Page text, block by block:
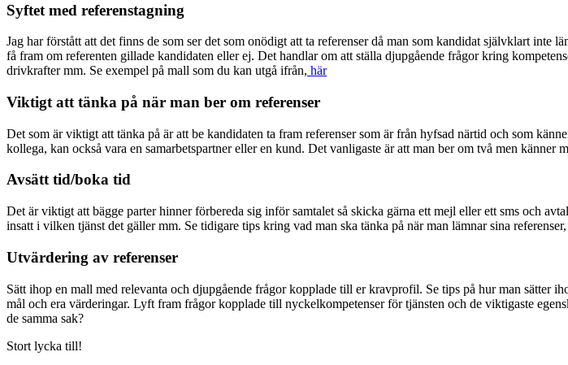
Syftet med referenstagning
Jag har förstått att det finns de som ser det som onödigt att ta referenser då man som kandidat självklart
få fram om referenten gillade kandidaten eller ej. Det handlar om att ställa djupgående frågor kring
drivkrafter mm. Se exempel på mall som du kan utgå ifrån, här
Viktigt att tänka på när man ber om referenser
Det som är viktigt att tänka på är att be kandidaten ta fram referenser som är från hyfsad närtid och som
kollega, kan också vara en samarbetspartner eller en kund. Det vanligaste är att man ber om två men känner
Avsätt tid/boka tid
Det är viktigt att bägge parter hinner förbereda sig inför samtalet så skicka gärna ett mejl eller ett sms och
insatt i vilken tjänst det gäller mm. Se tidigare tips kring vad man ska tänka på när man lämnar sina referenser,
Utvärdering av referenser
Sätt ihop en mall med relevanta och djupgående frågor kopplade till er kravprofil. Se tips på hur man sätter
mål och era värderingar. Lyft fram frågor kopplade till nyckelkompetenser för tjänsten och de viktigaste
de samma sak?
Stort lycka till!